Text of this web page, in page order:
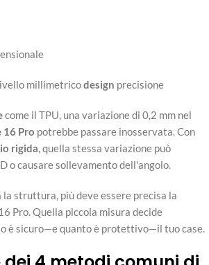
millimetricodesign precisione
come il TPU, una variazione di 0,2 mm nel
16 Pro potrebbe passare inosservata. Con
rigida, quella stessa variazione può
o causare sollevamento dell'angolo.
la struttura, più deve essere precisa la
Pro. Quella piccola misura decide
è sicuro—e quanto è protettivo—il tuo case.